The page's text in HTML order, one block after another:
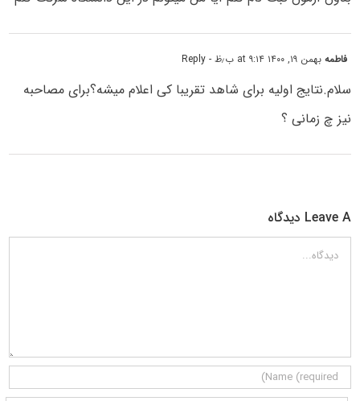
فاطمهبهمن ۱۹, ۱۴۰۰ at ۹:۱۴ ب٫ظ - Reply
سلام.نتایج اولیه برای شاهد تقریبا کی اعلام میشه؟برای مصاحبه
نیز چ زمانی ؟
Leave A دیدگاه
دیدگاه